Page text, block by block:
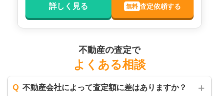
詳しく見る 無料 査定依頼する
不動産の査定で
よくある相談
Q 不動産会社によって査定額に差はありますか？